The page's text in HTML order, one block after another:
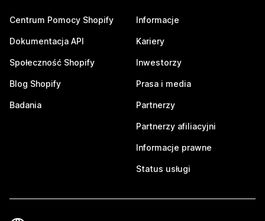
Centrum Pomocy Shopify
Dokumentacja API
Społeczność Shopify
Blog Shopify
Badania
Informacje
Kariery
Inwestorzy
Prasa i media
Partnerzy
Partnerzy afiliacyjni
Informacje prawne
Status usługi